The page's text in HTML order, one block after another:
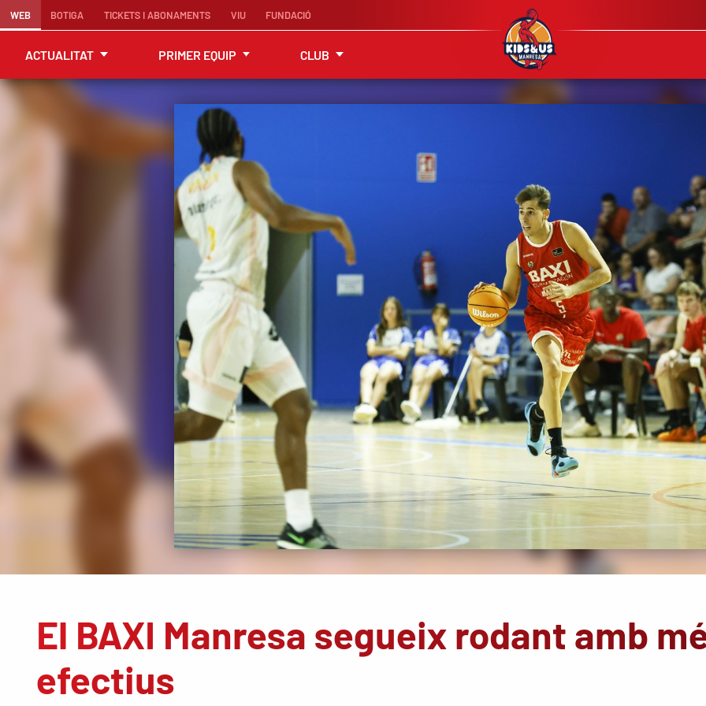
WEB BOTIGA TICKETS I ABONAMENTS VIU FUNDACIÓ
ACTUALITAT PRIMER EQUIP CLUB
El BAXI Manresa segueix rodant amb
efectius